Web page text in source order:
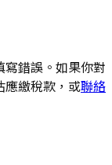
錯誤。如果你對
應繳稅款，或聯絡